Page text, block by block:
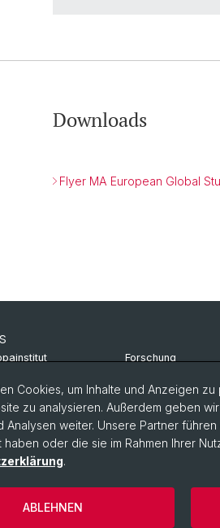
Downloads
Flyer MA European Global
Forschung
Studium
Personen
Datenschutzerklärung
Cookies, um Inhalte und Anzeigen
zu analysieren. Außerdem geben
Analysen weiter. Unsere Partner
oder die sie im Rahmen Ihrer
.
ABLEHNEN